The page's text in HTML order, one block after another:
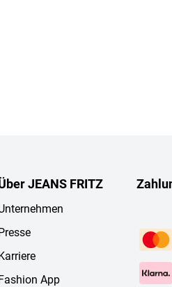
JEANS FRITZ
Presse
Karriere
Fashion App